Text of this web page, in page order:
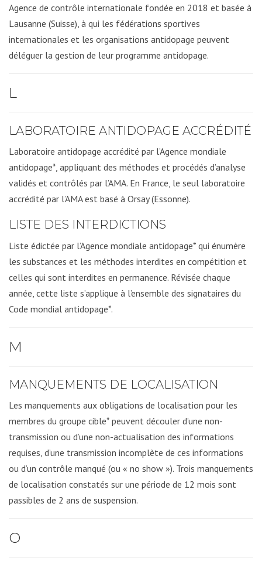
Agence de contrôle internationale fondée en 2018 et basée à
Lausanne (Suisse), à qui les fédérations sportives
internationales et les organisations antidopage peuvent
déléguer la gestion de leur programme antidopage.
L
LABORATOIRE ANTIDOPAGE ACCRÉDITÉ
Laboratoire antidopage accrédité par l’Agence mondiale
antidopage*, appliquant des méthodes et procédés d’analyse
validés et contrôlés par l’AMA. En France, le seul laboratoire
accrédité par l’AMA est basé à Orsay (Essonne).
LISTE DES INTERDICTIONS
Liste édictée par l’Agence mondiale antidopage* qui énumère
les substances et les méthodes interdites en compétition et
celles qui sont interdites en permanence. Révisée chaque
année, cette liste s’applique à l’ensemble des signataires du
Code mondial antidopage*.
M
MANQUEMENTS DE LOCALISATION
Les manquements aux obligations de localisation pour les
membres du groupe cible* peuvent découler d’une non-
transmission ou d’une non-actualisation des informations
requises, d’une transmission incomplète de ces informations
ou d’un contrôle manqué (ou « no show »). Trois manquements
de localisation constatés sur une période de 12 mois sont
passibles de 2 ans de suspension.
O